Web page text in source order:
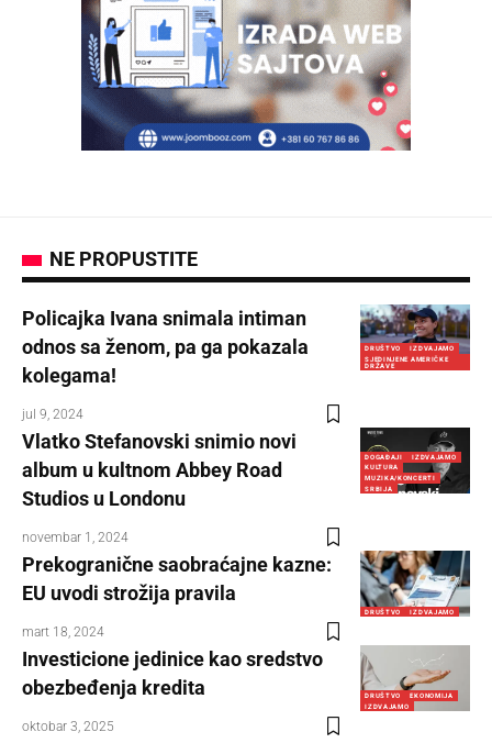
NE PROPUSTITE
DRUŠTVO
IZDVAJAMO
SJEDINJENE AMERIČKE
DRŽAVE
Policajka Ivana snimala intiman
odnos sa ženom, pa ga pokazala
kolegama!
jul 9, 2024
DOGAĐAJI
IZDVAJAMO
KULTURA
MUZIKA/KONCERTI
SRBIJA
Vlatko Stefanovski snimio novi
album u kultnom Abbey Road
Studios u Londonu
novembar 1, 2024
DRUŠTVO IZDVAJAMO
Prekogranične saobraćajne kazne:
EU uvodi strožija pravila
mart 18, 2024
DRUŠTVO
EKONOMIJA
IZDVAJAMO
Investicione jedinice kao sredstvo
obezbeđenja kredita
oktobar 3, 2025